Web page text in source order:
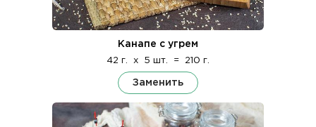
Канапе с угрем
42 г. x 5 шт. = 210 г.
Заменить